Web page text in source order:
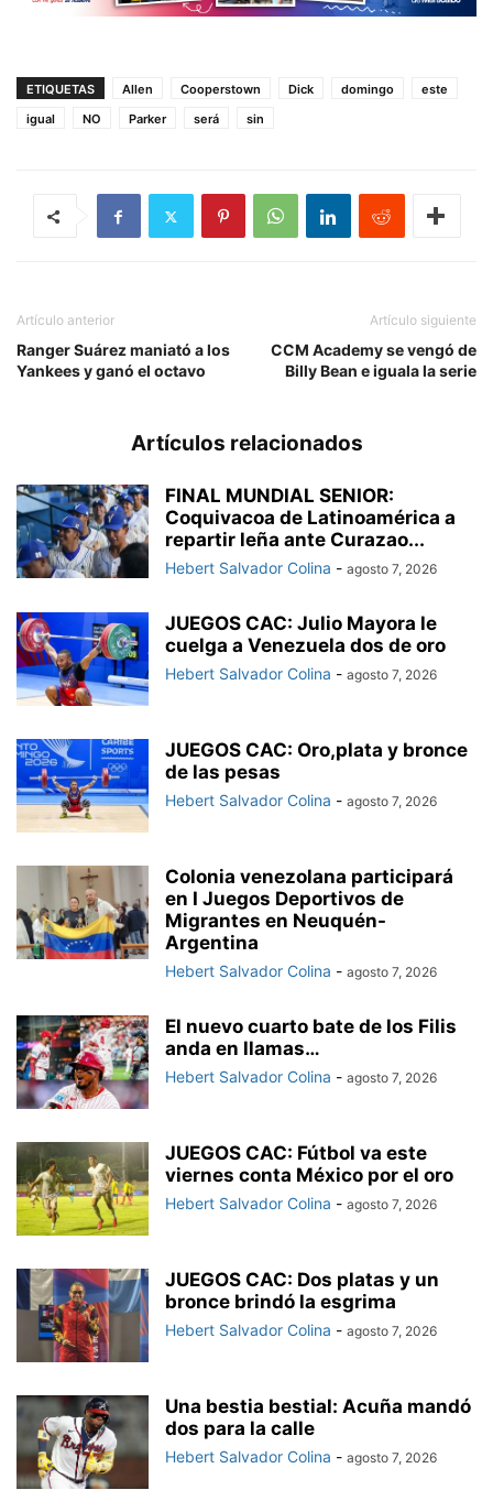
ETIQUETAS Allen Cooperstown Dick domingo
este
igual
NO Parker será sin
Artículo anterior
Ranger Suárez maniató a los
Yankees y ganó el octavo
Artículo siguiente
CCM Academy se vengó de
Billy Bean e iguala la serie
Artículos relacionados
FINAL MUNDIAL SENIOR:
Coquivacoa de Latinoamérica a
repartir leña ante Curazao...
Hebert Salvador Colina - agosto 7, 2026
JUEGOS CAC: Julio Mayora le
cuelga a Venezuela dos de oro
Hebert Salvador Colina - agosto 7, 2026
JUEGOS CAC: Oro,plata y bronce
de las pesas
Hebert Salvador Colina - agosto 7, 2026
Colonia venezolana participará
en I Juegos Deportivos de
Migrantes en Neuquén-
Argentina
Hebert Salvador Colina - agosto 7, 2026
El nuevo cuarto bate de los Filis
anda en llamas…
Hebert Salvador Colina - agosto 7, 2026
JUEGOS CAC: Fútbol va este
viernes conta México por el oro
Hebert Salvador Colina - agosto 7, 2026
JUEGOS CAC: Dos platas y un
bronce brindó la esgrima
Hebert Salvador Colina - agosto 7, 2026
Una bestia bestial: Acuña mandó
dos para la calle
Hebert Salvador Colina - agosto 7, 2026